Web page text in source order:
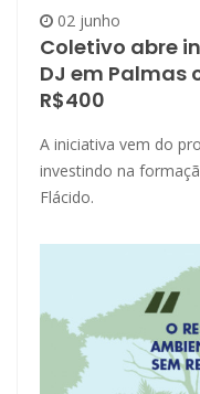
02 junho
Coletivo abre
DJ em Palmas
R$400
A iniciativa vem do
investindo na
Flácido.